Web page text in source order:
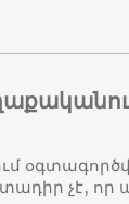
չէ, որ